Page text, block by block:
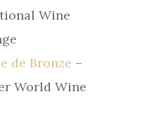
Wine
de Bronze –
World Wine